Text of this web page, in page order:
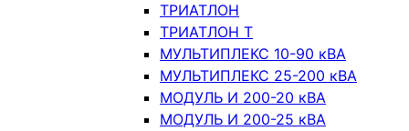
ТРИАТЛОН
ТРИАТЛОН Т
МУЛЬТИПЛЕКС 10-90 кВА
МУЛЬТИПЛЕКС 25-200 кВА
МОДУЛЬ И 200-20 кВА
МОДУЛЬ И 200-25 кВА